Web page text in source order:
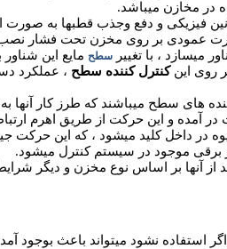
در مخازن میباشد.
فیزیکی و دفع وجذب قطبها به صورت
عمودی بر روی مخزن تحت فشار
میسازد ، با تغییر سطح مایع این
روی اینکنترل کننده سطح ، عملکرد
های سطح میباشند که طرز کار
آمده و این حرکت از طریق اهرم
داخل کلید میشود ، که این حرکت
برقی موجود در سیستم کنترل میشود.
از آنها بر اساس نوع مخزن و دیگر
استفاده نشود میتواند باعث بوجود